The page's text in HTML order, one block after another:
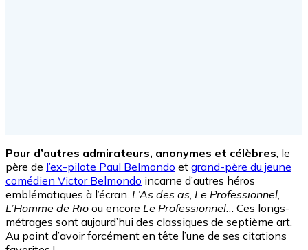
Pour d’autres admirateurs, anonymes et célèbres , le
père de l’ex-pilote Paul Belmondo et grand-père du jeune
comédien Victor Belmondo incarne d’autres héros
emblématiques à l’écran. L’As des as Le Professionnel
L’Homme de Rio ou encore Le Professionnel … Ces longs-
métrages sont aujourd’hui des classiques de septième art.
Au point d’avoir forcément en tête l’une de ses citations